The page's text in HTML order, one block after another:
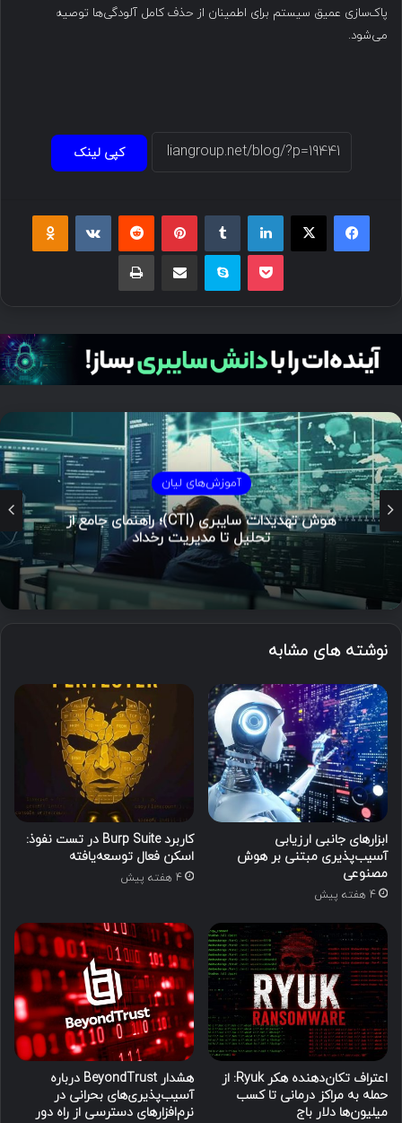
پاک‌سازی عمیق سیستم برای اطمینان از حذف کامل آلودگی‌ها توصیه
می‌شود.
کپی لینک
فیسبوک ایکس لینکداین پینتریست
پاکت اسکایپ چاپ
آموزش‌های لیان
هوش تهدیدات سایبری (CTI)؛ راهنمای جامع از
تحلیل تا مدیریت رخداد
نوشته های مشابه
ابزارهای جانبی ارزیابی
آسیب‌پذیری مبتنی بر هوش
مصنوعی
4 هفته پیش
کاربرد Burp Suite در تست نفوذ:
اسکن فعال توسعه‌یافته
4 هفته پیش
اعتراف تکان‌دهنده هکر Ryuk: از
حمله به مراکز درمانی تا کسب
میلیون‌ها دلار باج
هشدار BeyondTrust درباره
آسیب‌پذیری‌های بحرانی در
نرم‌افزارهای دسترسی از راه دور